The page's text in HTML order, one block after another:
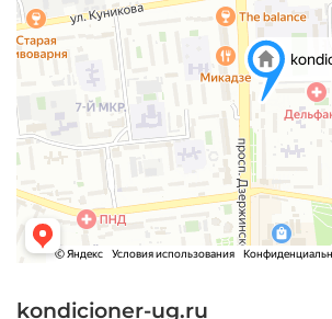
kondicioner-ug.ru